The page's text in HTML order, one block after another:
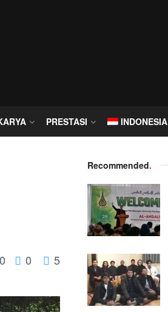
PRESTASI INDONESIA
0 0 5
Recommended.